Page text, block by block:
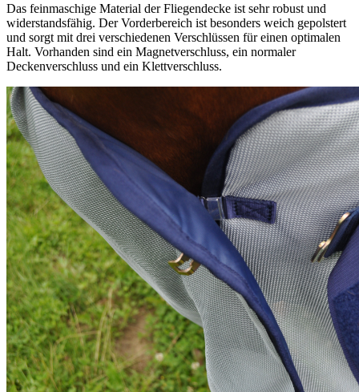
Das feinmaschige Material der Fliegendecke ist sehr robust und
widerstandsfähig. Der Vorderbereich ist besonders weich gepolstert
und sorgt mit drei verschiedenen Verschlüssen für einen optimalen
Halt. Vorhanden sind ein Magnetverschluss, ein normaler
Deckenverschluss und ein Klettverschluss.